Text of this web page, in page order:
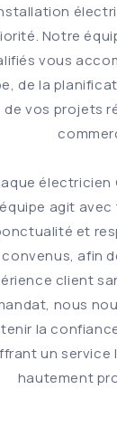
Notre
vous
de la
de vos projets
électricien
équipe agit
et
convenus, afin
client
nous
la
un service
hautement